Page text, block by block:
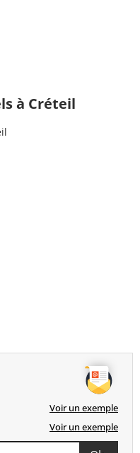
à Créteil
Voir un exemple
Voir un exemple